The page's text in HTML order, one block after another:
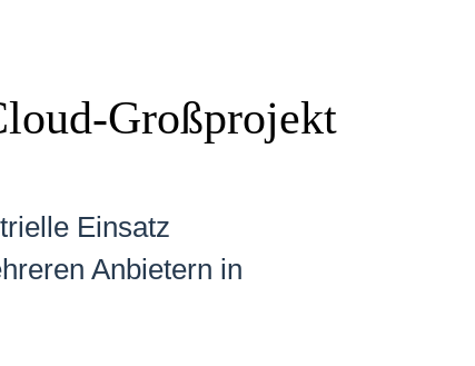
Großprojekt
Einsatz
Anbietern in